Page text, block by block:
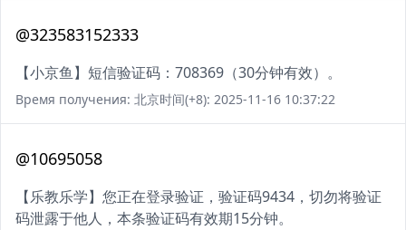
@323583152333
【小京鱼】短信验证码：708369（30分钟有效）。
Время получения: 北京时间(+8): 2025-11-16 10:37:22
@10695058
【乐教乐学】您正在登录验证，验证码9434，切勿将验证
码泄露于他人，本条验证码有效期15分钟。